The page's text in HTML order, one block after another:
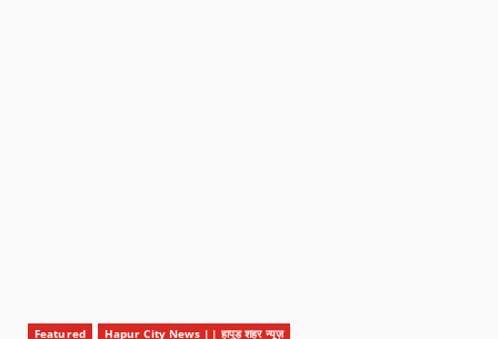
Featured Hapur City News || हापुड़ शहर न्यूज़